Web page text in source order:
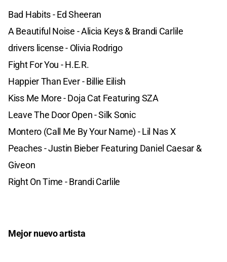
Bad Habits - Ed Sheeran
A Beautiful Noise - Alicia Keys & Brandi Carlile
drivers license - Olivia Rodrigo
Fight For You - H.E.R.
Happier Than Ever - Billie Eilish
Kiss Me More - Doja Cat Featuring SZA
Leave The Door Open - Silk Sonic
Montero (Call Me By Your Name) - Lil Nas X
Peaches - Justin Bieber Featuring Daniel Caesar &
Giveon
Right On Time - Brandi Carlile
Mejor nuevo artista